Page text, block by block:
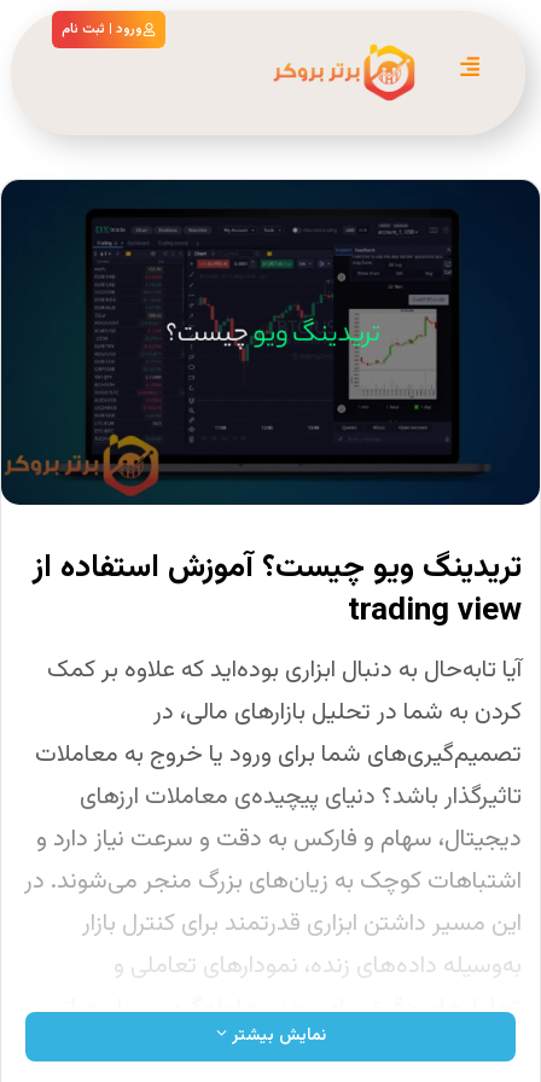
ورود | ثبت نام
تریدینگ ویو چیست؟ آموزش استفاده از
trading view
آیا تابه‌حال به دنبال ابزاری بوده‌اید که علاوه بر کمک
کردن به شما در تحلیل بازارهای مالی، در
تصمیم‌گیری‌های شما برای ورود یا خروج به معاملات
تاثیرگذار باشد؟ دنیای پیچیده‌ی معاملات ارزهای
دیجیتال، سهام و فارکس به دقت و سرعت نیاز دارد و
اشتباهات کوچک به زیان‌های بزرگ منجر می‌شوند. در
این مسیر داشتن ابزاری قدرتمند برای کنترل بازار
به‌وسیله داده‌های زنده، نمودارهای تعاملی و
تحلیل‌های دقیق برای روند معامله‌گری بسیار حیاتی
است. اینجاست که تریدینگ ویو به‌عنوان یک پلتفرم
نمایش بیشتر